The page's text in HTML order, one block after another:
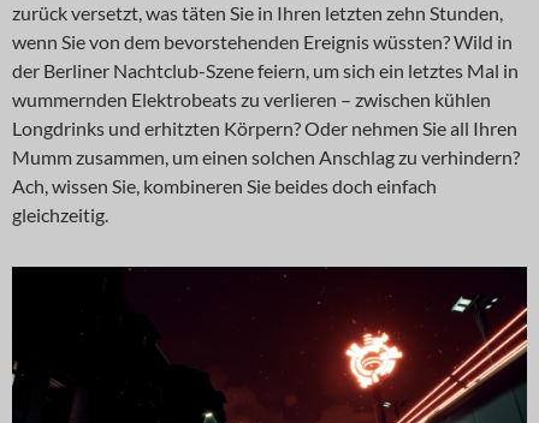
zurück versetzt, was täten Sie in Ihren letzten zehn Stunden,
wenn Sie von dem bevorstehenden Ereignis wüssten? Wild in
der Berliner Nachtclub-Szene feiern, um sich ein letztes Mal in
wummernden Elektrobeats zu verlieren – zwischen kühlen
Longdrinks und erhitzten Körpern? Oder nehmen Sie all Ihren
Mumm zusammen, um einen solchen Anschlag zu verhindern?
Ach, wissen Sie, kombineren Sie beides doch einfach
gleichzeitig.